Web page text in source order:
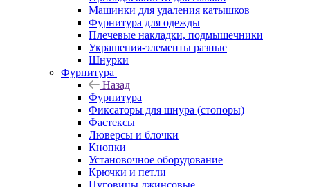
Машинки для удаления катышков
Фурнитура для одежды
Плечевые накладки, подмышечники
Украшения-элементы разные
Шнурки
Фурнитура
Назад
Фурнитура
Фиксаторы для шнура (стопоры)
Фастексы
Люверсы и блочки
Кнопки
Установочное оборудование
Крючки и петли
Пуговицы джинсовые